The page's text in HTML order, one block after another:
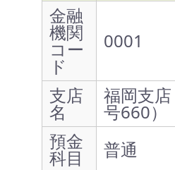
金融
機関
コー
ド
0001
支店
名
福岡支
号660）
預金
科目
普通